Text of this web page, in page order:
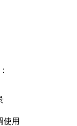
使用